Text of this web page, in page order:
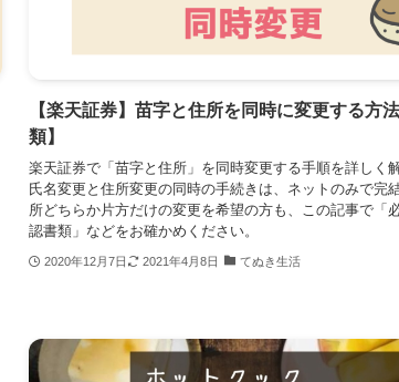
【楽天証券】苗字と住所を同時に変更する方
類】
楽天証券で「苗字と住所」を同時変更する手順を詳しく
氏名変更と住所変更の同時の手続きは、ネットのみで完
所どちらか片方だけの変更を希望の方も、この記事で「
認書類」などをお確かめください。
2020年12月7日 2021年4月8日 てぬき生活